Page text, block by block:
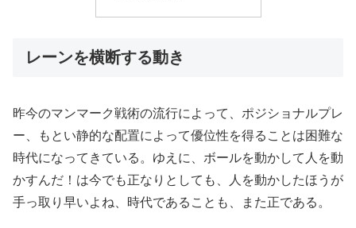
レーンを横断する動き
昨今のマンマーク戦術の流行によって、ポジショナルプレ
ー、もとい静的な配置によって優位性を得ることは困難な
時代になってきている。ゆえに、ボールを動かして人を動
かすんだ！は今でも正なりとしても、人を動かしたほうが
手っ取り早いよね、時代であることも、また正である。